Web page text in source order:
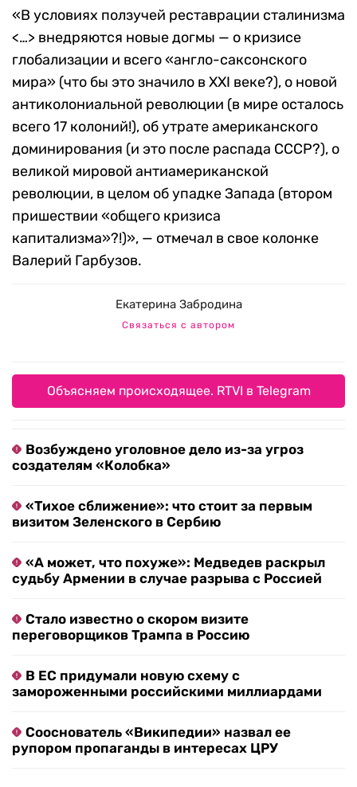
«В условиях ползучей реставрации сталинизма
<…> внедряются новые догмы — о кризисе
глобализации и всего «англо-саксонского
мира» (что бы это значило в XXI веке?), о новой
антиколониальной революции (в мире осталось
всего 17 колоний!), об утрате американского
доминирования (и это после распада СССР?), о
великой мировой антиамериканской
революции, в целом об упадке Запада (втором
пришествии «общего кризиса
капитализма»?!)», — отмечал в свое колонке
Валерий Гарбузов.
Екатерина Забродина
Связаться с автором
Объясняем происходящее. RTVI в Telegram
Возбуждено уголовное дело из-за угроз
создателям «Колобка»
«Тихое сближение»: что стоит за первым
визитом Зеленского в Сербию
«А может, что похуже»: Медведев раскрыл
судьбу Армении в случае разрыва с Россией
Стало известно о скором визите
переговорщиков Трампа в Россию
В ЕС придумали новую схему с
замороженными российскими миллиардами
Сооснователь «Википедии» назвал ее
рупором пропаганды в интересах ЦРУ